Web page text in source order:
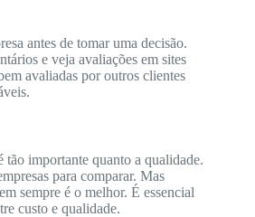
antes de tomar uma decisão.
e veja avaliações em sites
avaliadas por outros clientes
importante quanto a qualidade.
para comparar. Mas
sempre é o melhor. É essencial
custo e qualidade.